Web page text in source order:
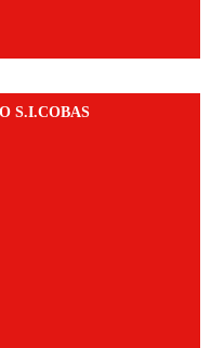
S.I.COBAS